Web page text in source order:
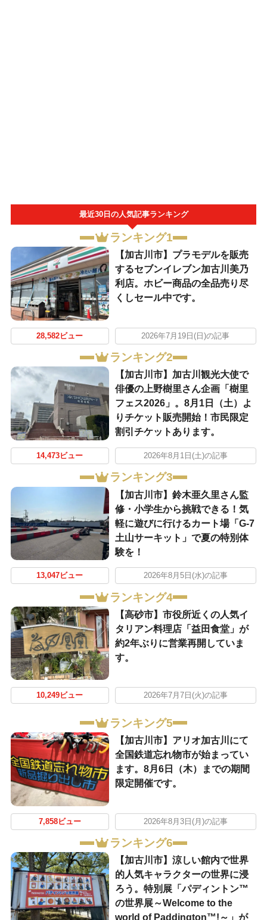
最近30日の人気記事ランキング
ランキング1
【加古川市】プラモデルを販売
するセブンイレブン加古川美乃
利店。ホビー商品の全品売り尽
くしセール中です。
28,582ビュー 2026年7月19日(日)の記事
ランキング2
【加古川市】加古川観光大使で
俳優の上野樹里さん企画「樹里
フェス2026」。8月1日（土）よ
りチケット販売開始！市民限定
割引チケットあります。
14,473ビュー 2026年8月1日(土)の記事
ランキング3
【加古川市】鈴木亜久里さん監
修・小学生から挑戦できる！気
軽に遊びに行けるカート場「G-7
土山サーキット」で夏の特別体
験を！
13,047ビュー 2026年8月5日(水)の記事
ランキング4
【高砂市】市役所近くの人気イ
タリアン料理店「益田食堂」が
約2年ぶりに営業再開していま
す。
10,249ビュー 2026年7月7日(火)の記事
ランキング5
【加古川市】アリオ加古川にて
全国鉄道忘れ物市が始まってい
ます。8月6日（木）までの期間
限定開催です。
7,858ビュー 2026年8月3日(月)の記事
ランキング6
【加古川市】涼しい館内で世界
的人気キャラクターの世界に浸
ろう。特別展「パディントン™
の世界展～Welcome to the
world of Paddington™!～」が